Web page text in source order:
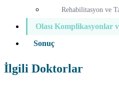
Rehabilitasyon ve
Olası Komplikasyonlar
Sonuç
İlgili Doktorlar